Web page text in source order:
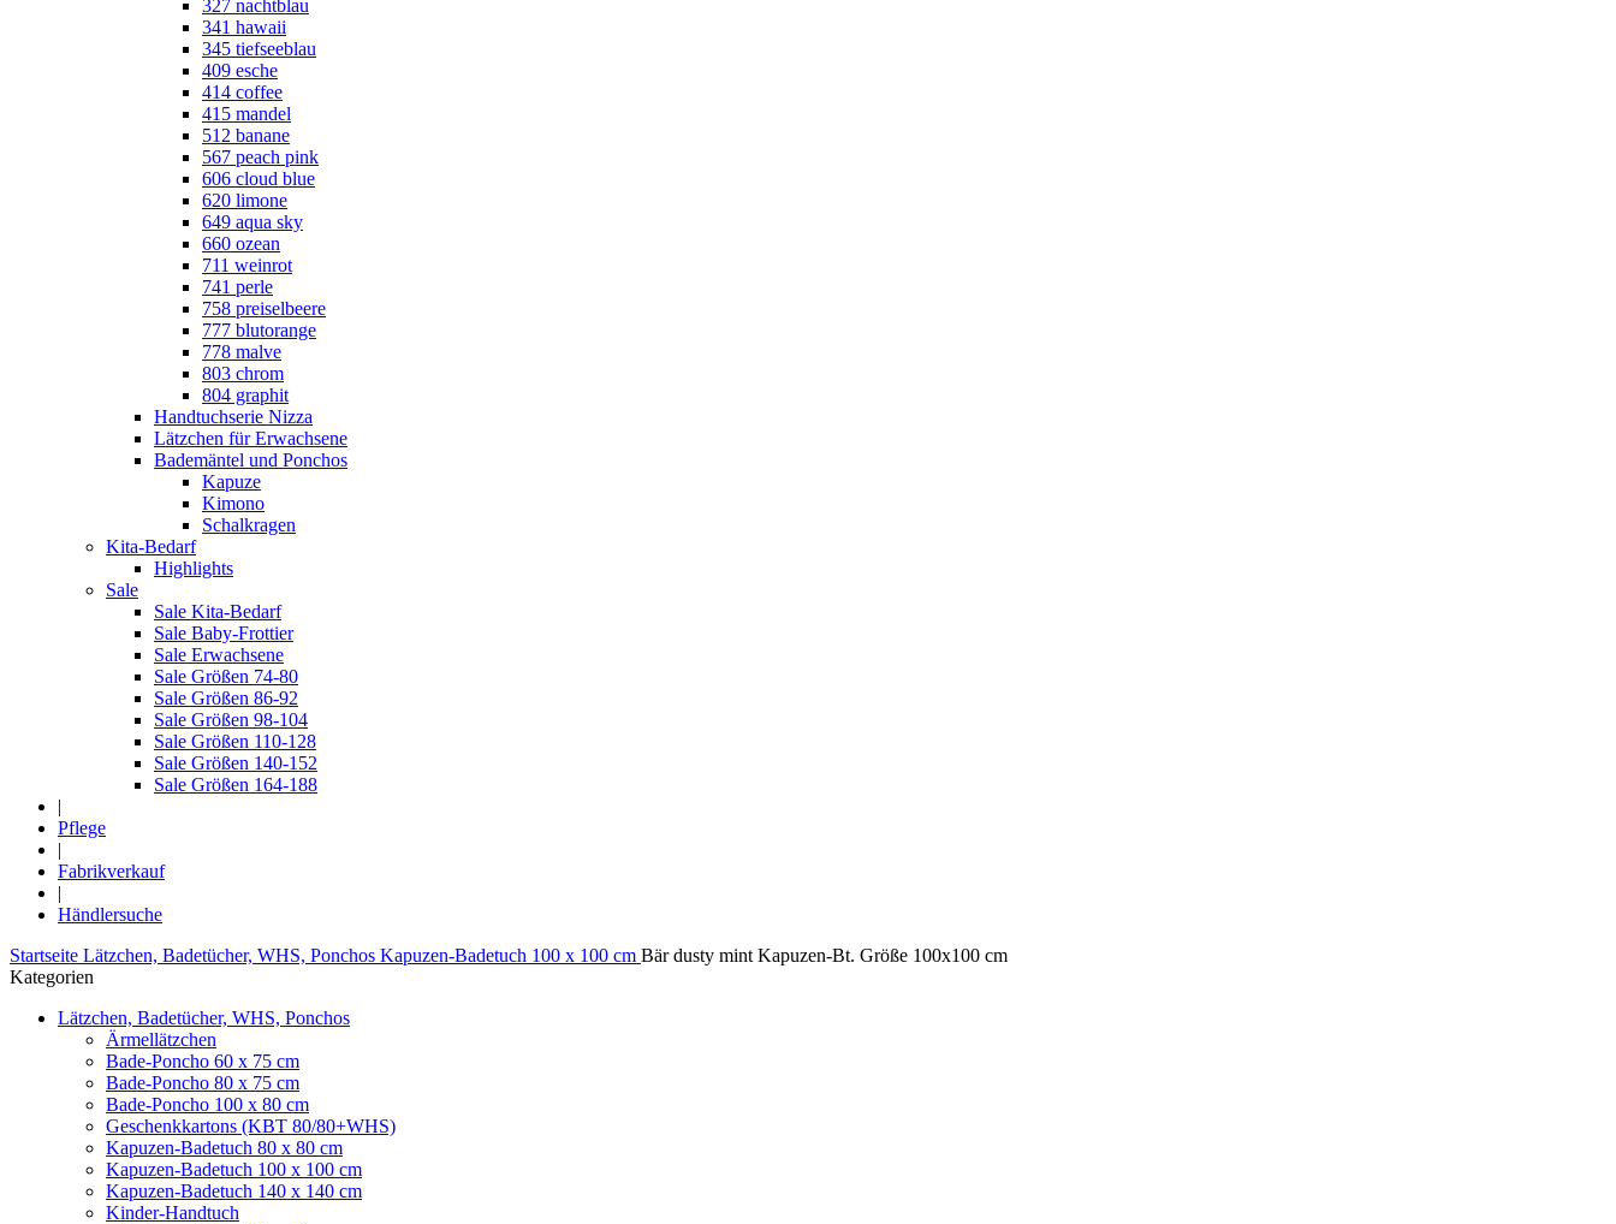
327 nachtblau
341 hawaii
345 tiefseeblau
409 esche
414 coffee
415 mandel
512 banane
567 peach pink
606 cloud blue
620 limone
649 aqua sky
660 ozean
711 weinrot
741 perle
758 preiselbeere
777 blutorange
778 malve
803 chrom
804 graphit
Handtuchserie Nizza
Lätzchen für Erwachsene
Bademäntel und Ponchos
Kapuze
Kimono
Schalkragen
Kita-Bedarf
Highlights
Sale
Sale Kita-Bedarf
Sale Baby-Frottier
Sale Erwachsene
Sale Größen 74-80
Sale Größen 86-92
Sale Größen 98-104
Sale Größen 110-128
Sale Größen 140-152
Sale Größen 164-188
|
Pflege
|
Fabrikverkauf
|
Händlersuche
Startseite Lätzchen, Badetücher, WHS, Ponchos Kapuzen-Badetuch 100 x 100 cm Bär dusty mint Kapuzen-Bt. Größe 100x100 cm
Kategorien
Lätzchen, Badetücher, WHS, Ponchos
Ärmellätzchen
Bade-Poncho 60 x 75 cm
Bade-Poncho 80 x 75 cm
Bade-Poncho 100 x 80 cm
Geschenkkartons (KBT 80/80+WHS)
Kapuzen-Badetuch 80 x 80 cm
Kapuzen-Badetuch 100 x 100 cm
Kapuzen-Badetuch 140 x 140 cm
Kinder-Handtuch